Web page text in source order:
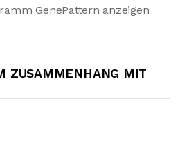
GenePattern anzeigen
ZUSAMMENHANG MIT